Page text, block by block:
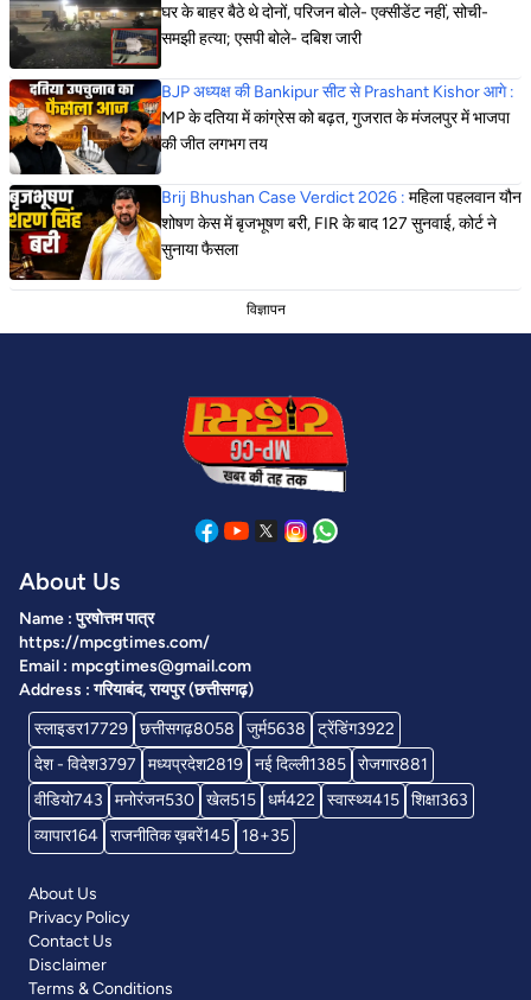
घर के बाहर बैठे थे दोनों, परिजन बोले- एक्सीडेंट नहीं, सोची-
समझी हत्या; एसपी बोले- दबिश जारी
BJP अध्यक्ष की Bankipur सीट से Prashant Kishor आगे :
MP के दतिया में कांग्रेस को बढ़त, गुजरात के मंजलपुर में भाजपा
की जीत लगभग तय
Brij Bhushan Case Verdict 2026 : महिला पहलवान यौन
शोषण केस में बृजभूषण बरी, FIR के बाद 127 सुनवाई, कोर्ट ने
सुनाया फैसला
विज्ञापन
About Us
Name : पुरषोत्तम पात्र
https://mpcgtimes.com/
Email : mpcgtimes@gmail.com
Address : गरियाबंद, रायपुर (छत्तीसगढ़)
स्लाइडर17729 छत्तीसगढ़8058 जुर्म5638 ट्रेंडिंग3922
देश - विदेश3797 मध्यप्रदेश2819 नई दिल्ली1385 रोजगार881
वीडियो743 मनोरंजन530 खेल515 धर्म422 स्वास्थ्य415 शिक्षा363
व्यापार164 राजनीतिक ख़बरें145 18+35
About Us
Privacy Policy
Contact Us
Disclaimer
Terms & Conditions